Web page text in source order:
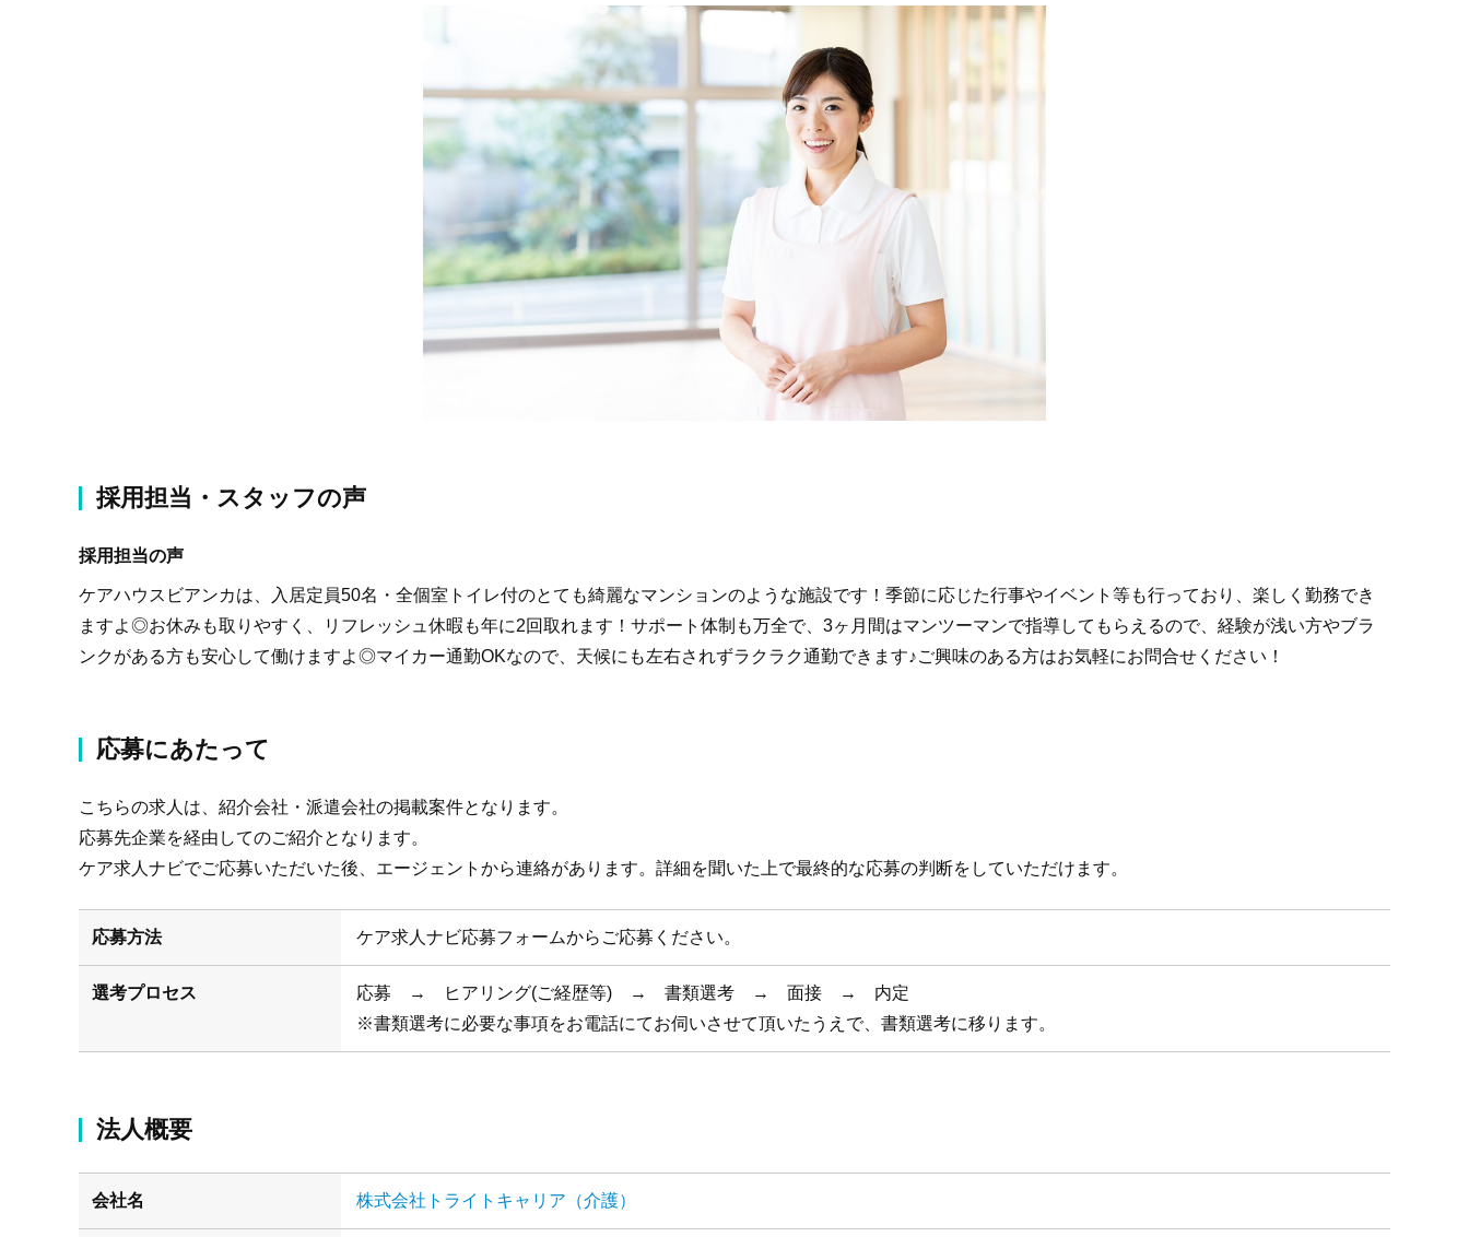
採用担当・スタッフの声
採用担当の声
ケアハウスビアンカは、入居定員50名・全個室トイレ付のとても綺麗なマンションのような施設です！季節に応じた行事やイベント等も行っており、楽しく勤務でき
ますよ◎お休みも取りやすく、リフレッシュ休暇も年に2回取れます！サポート体制も万全で、3ヶ月間はマンツーマンで指導してもらえるので、経験が浅い方やブラ
ンクがある方も安心して働けますよ◎マイカー通勤OKなので、天候にも左右されずラクラク通勤できます♪ご興味のある方はお気軽にお問合せください！
応募にあたって
こちらの求人は、紹介会社・派遣会社の掲載案件となります。
応募先企業を経由してのご紹介となります。
ケア求人ナビでご応募いただいた後、エージェントから連絡があります。詳細を聞いた上で最終的な応募の判断をしていただけます。
応募方法 ケア求人ナビ応募フォームからご応募ください。
選考プロセス
応募 → ヒアリング(ご経歴等) → 書類選考 → 面接 → 内定
※書類選考に必要な事項をお電話にてお伺いさせて頂いたうえで、書類選考に移ります。
法人概要
会社名 株式会社トライトキャリア（介護）